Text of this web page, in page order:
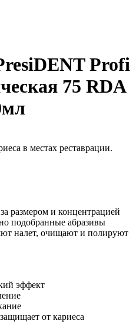
Profi
75 RDA
в местах реставрации.
размером и концентрацией
подобранные абразивы
налет, очищают и полируют
эффект
от кариеса